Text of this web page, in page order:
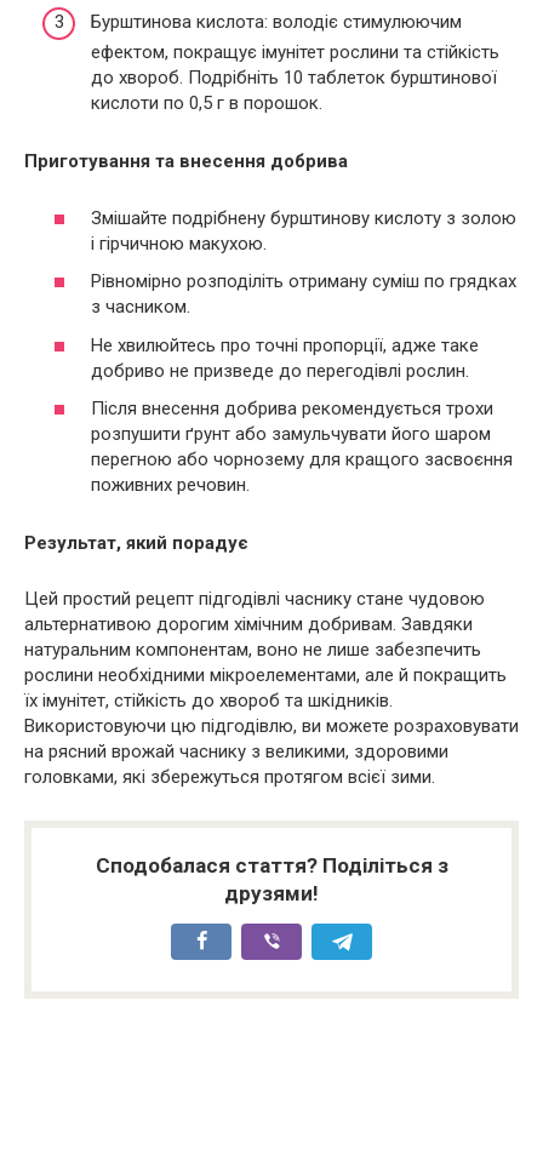
Бурштинова кислота: володіє стимулюючим
ефектом, покращує імунітет рослини та стійкість
до хвороб. Подрібніть 10 таблеток бурштинової
кислоти по 0,5 г в порошок.
Приготування та внесення добрива
Змішайте подрібнену бурштинову кислоту з золою
і гірчичною макухою.
Рівномірно розподіліть отриману суміш по грядках
з часником.
Не хвилюйтесь про точні пропорції, адже таке
добриво не призведе до перегодівлі рослин.
Після внесення добрива рекомендується трохи
розпушити ґрунт або замульчувати його шаром
перегною або чорнозему для кращого засвоєння
поживних речовин.
Результат, який порадує
Цей простий рецепт підгодівлі часнику стане чудовою
альтернативою дорогим хімічним добривам. Завдяки
натуральним компонентам, воно не лише забезпечить
рослини необхідними мікроелементами, але й покращить
їх імунітет, стійкість до хвороб та шкідників.
Використовуючи цю підгодівлю, ви можете розраховувати
на рясний врожай часнику з великими, здоровими
головками, які збережуться протягом всієї зими.
Сподобалася стаття? Поділіться з
друзями!